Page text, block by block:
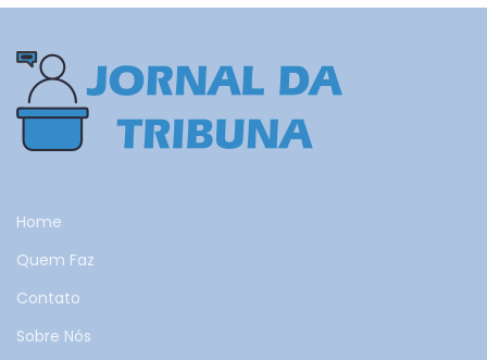
Home
Quem Faz
Contato
Sobre Nós